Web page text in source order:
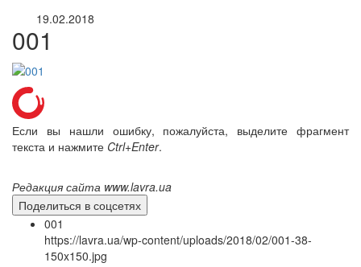
19.02.2018
001
Если вы нашли ошибку, пожалуйста, выделите фрагмент
текста и нажмите Ctrl+Enter.
Редакция сайта www.lavra.ua
Поделиться в соцсетях
001
https://lavra.ua/wp-content/uploads/2018/02/001-38-
150x150.jpg